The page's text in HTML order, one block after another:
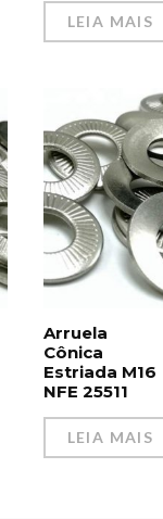
LEIA MAIS
Arruela
Cônica
Estriada M16
NFE 25511
LEIA MAIS